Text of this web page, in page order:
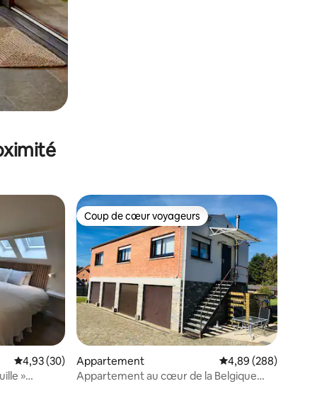
: 4,83 sur 5
Évaluation moyenne sur la base de 30 commentaires : 4,93 sur 5
4,93 (30)
»
Coup de cœur voyageurs
Coup de cœur voyageurs
Appartement Évaluation moyenne
4,89 (288)
Appartement au cœur de la Belgique